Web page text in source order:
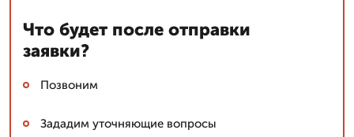
Что будет после отправки
заявки?
Позвоним
Зададим уточняющие вопросы